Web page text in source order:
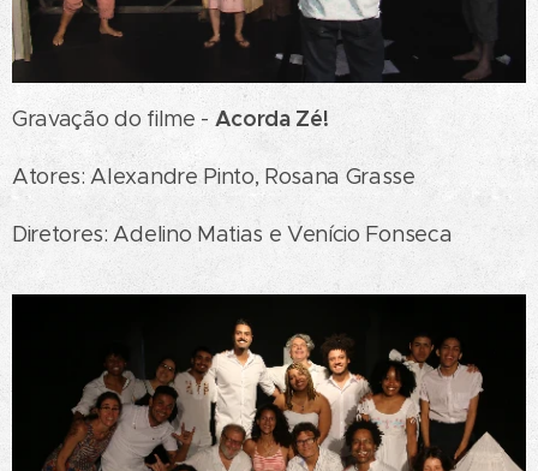
Gravação do filme - Acorda Zé!
Atores: Alexandre Pinto, Rosana Grasse
Diretores: Adelino Matias e Venício Fonseca